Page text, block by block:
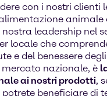
con i nostri clienti
animale
leadership nel
locale che
e del benessere
nazionale, è
ai nostri prodotti,
beneficiare di